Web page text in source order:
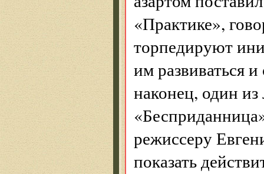
«Практике»,
торпедируют
им развиваться
наконец, один
режиссеру
показать